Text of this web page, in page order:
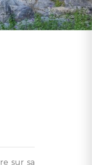
sur sa